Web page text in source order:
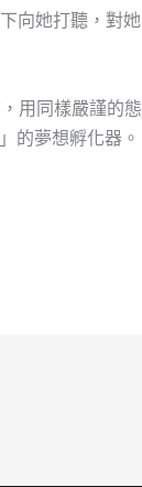
向她打聽，對她
用同樣嚴謹的態
的夢想孵化器。